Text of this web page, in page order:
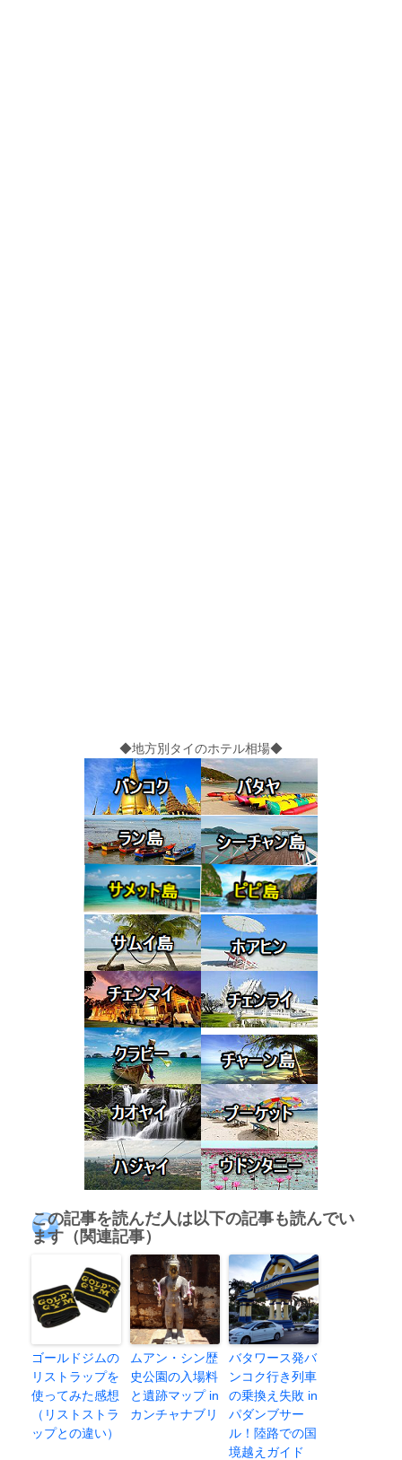
◆地方別タイのホテル相場◆
この記事を読んだ人は以下の記事も読んでい
ます（関連記事）
ゴールドジムの
リストラップを
使ってみた感想
（リストストラ
ップとの違い）
ムアン・シン歴
史公園の入場料
と遺跡マップ in
カンチャナブリ
バタワース発バ
ンコク行き列車
の乗換え失敗 in
パダンブサー
ル！陸路での国
境越えガイド